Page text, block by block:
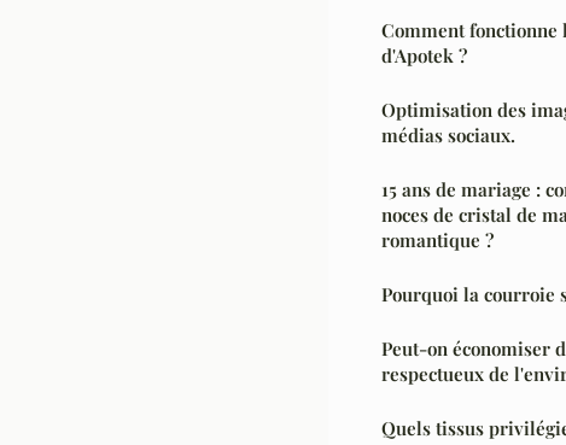
Comment fonctionne
d'Apotek ?
Optimisation des
médias sociaux.
15 ans de mariage :
noces de cristal de
romantique ?
Pourquoi la courroie
Peut-on économiser
respectueux de
Quels tissus